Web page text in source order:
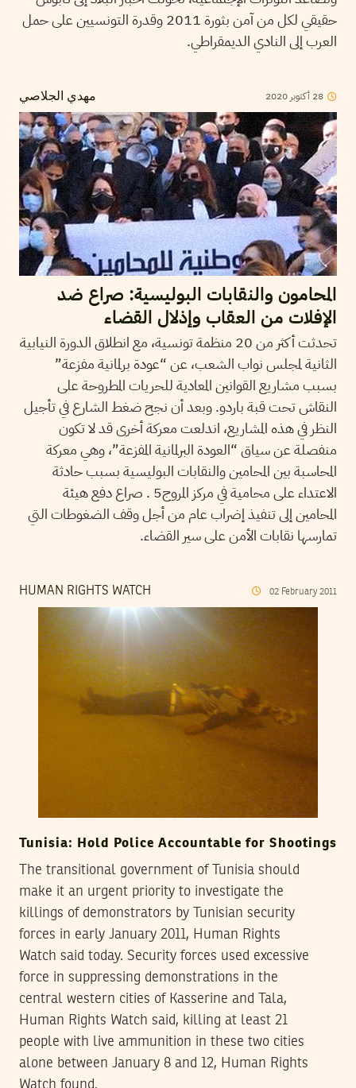
حقيقي لكل من آمن بثورة 2011 وقدرة التونسيين على حمل
العرب إلى النادي الديمقراطي.
مهدي الجلاصي 28 أكتوبر 2020
المحامون والنقابات البوليسية: صراع ضد
الإفلات من العقاب وإذلال القضاء
تحدثت أكثر من 20 منظمة تونسية، مع انطلاق الدورة النيابية
الثانية لمجلس نواب الشعب، عن “عودة برلمانية مفزعة”
بسبب مشاريع القوانين المعادية للحريات المطروحة على
النقاش تحت قبة باردو. وبعد أن نجح ضغط الشارع في تأجيل
النظر في هذه المشاريع، اندلعت معركة أخرى قد لا تكون
منفصلة عن سياق “العودة البرلمانية المفزعة”، وهي معركة
المحاسبة بين المحامين والنقابات البوليسية بسبب حادثة
الاعتداء على محامية في مركز المروج5 . صراع دفع هيئة
المحامين إلى تنفيذ إضراب عام من أجل وقف الضغوطات التي
تمارسها نقابات الأمن على سير القضاء.
HUMAN RIGHTS WATCH 02 February 2011
Tunisia: Hold Police Accountable for Shootings
The transitional government of Tunisia should
make it an urgent priority to investigate the
killings of demonstrators by Tunisian security
forces in early January 2011, Human Rights
Watch said today. Security forces used excessive
force in suppressing demonstrations in the
central western cities of Kasserine and Tala,
Human Rights Watch said, killing at least 21
people with live ammunition in these two cities
alone between January 8 and 12, Human Rights
Watch found.